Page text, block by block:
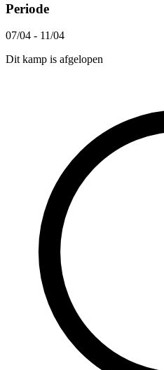
Periode
07/04 - 11/04
Dit kamp is afgelopen